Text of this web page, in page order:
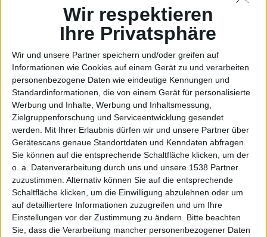
Wir respektieren
Ihre Privatsphäre
Wir und unsere Partner speichern und/oder greifen auf
Informationen wie Cookies auf einem Gerät zu und verarbeiten
personenbezogene Daten wie eindeutige Kennungen und
Standardinformationen, die von einem Gerät für personalisierte
Werbung und Inhalte, Werbung und Inhaltsmessung,
Zielgruppenforschung und Serviceentwicklung gesendet
werden. Mit Ihrer Erlaubnis dürfen wir und unsere Partner über
Gerätescans genaue Standortdaten und Kenndaten abfragen.
Sie können auf die entsprechende Schaltfläche klicken, um der
o. a. Datenverarbeitung durch uns und unsere 1538 Partner
zuzustimmen. Alternativ können Sie auf die entsprechende
Schaltfläche klicken, um die Einwilligung abzulehnen oder um
auf detailliertere Informationen zuzugreifen und um Ihre
Einstellungen vor der Zustimmung zu ändern. Bitte beachten
Sie, dass die Verarbeitung mancher personenbezogener Daten
Zotac GeForce GTX 570
Zotac hat die GeForce GTX 570 vorgestellt. Der
Hersteller stuft die DirectX-11-Grafikkarte als eine für
ambitionierte Gamer ein.